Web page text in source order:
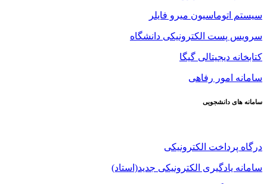
سیستم اتوماسیون میرو فایلر
سرویس پست الکترونیکی دانشگاه
کتابخانه دیجیتالی گیگا
سامانه امور رفاهی
سامانه های دانشجویی
درگاه پرداخت الکترونیکی
سامانه یادگیری الکترونیکی جدید(استاد)